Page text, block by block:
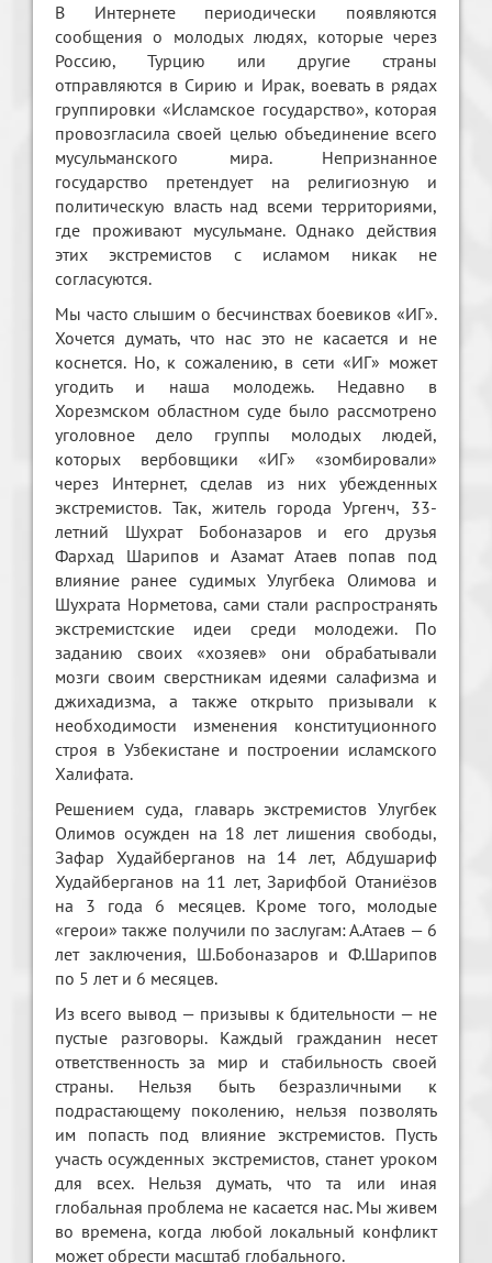
В Интернете периодически появляются
сообщения о молодых людях, которые через
Россию, Турцию или другие страны
отправляются в Сирию и Ирак, воевать в рядах
группировки «Исламское государство», которая
провозгласила своей целью объединение всего
мусульманского мира. Непризнанное
государство претендует на религиозную и
политическую власть над всеми территориями,
где проживают мусульмане. Однако действия
этих экстремистов с исламом никак не
согласуются.
Мы часто слышим о бесчинствах боевиков «ИГ».
Хочется думать, что нас это не касается и не
коснется. Но, к сожалению, в сети «ИГ» может
угодить и наша молодежь. Недавно в
Хорезмском областном суде было рассмотрено
уголовное дело группы молодых людей,
которых вербовщики «ИГ» «зомбировали»
через Интернет, сделав из них убежденных
экстремистов. Так, житель города Ургенч, 33-
летний Шухрат Бобоназаров и его друзья
Фархад Шарипов и Азамат Атаев попав под
влияние ранее судимых Улугбека Олимова и
Шухрата Норметова, сами стали распространять
экстремистские идеи среди молодежи. По
заданию своих «хозяев» они обрабатывали
мозги своим сверстникам идеями салафизма и
джихадизма, а также открыто призывали к
необходимости изменения конституционного
строя в Узбекистане и построении исламского
Халифата.
Решением суда, главарь экстремистов Улугбек
Олимов осужден на 18 лет лишения свободы,
Зафар Худайберганов на 14 лет, Абдушариф
Худайберганов на 11 лет, Зарифбой Отаниёзов
на 3 года 6 месяцев. Кроме того, молодые
«герои» также получили по заслугам: А.Атаев — 6
лет заключения, Ш.Бобоназаров и Ф.Шарипов
по 5 лет и 6 месяцев.
Из всего вывод — призывы к бдительности — не
пустые разговоры. Каждый гражданин несет
ответственность за мир и стабильность своей
страны. Нельзя быть безразличными к
подрастающему поколению, нельзя позволять
им попасть под влияние экстремистов. Пусть
участь осужденных экстремистов, станет уроком
для всех. Нельзя думать, что та или иная
глобальная проблема не касается нас. Мы живем
во времена, когда любой локальный конфликт
может обрести масштаб глобального.